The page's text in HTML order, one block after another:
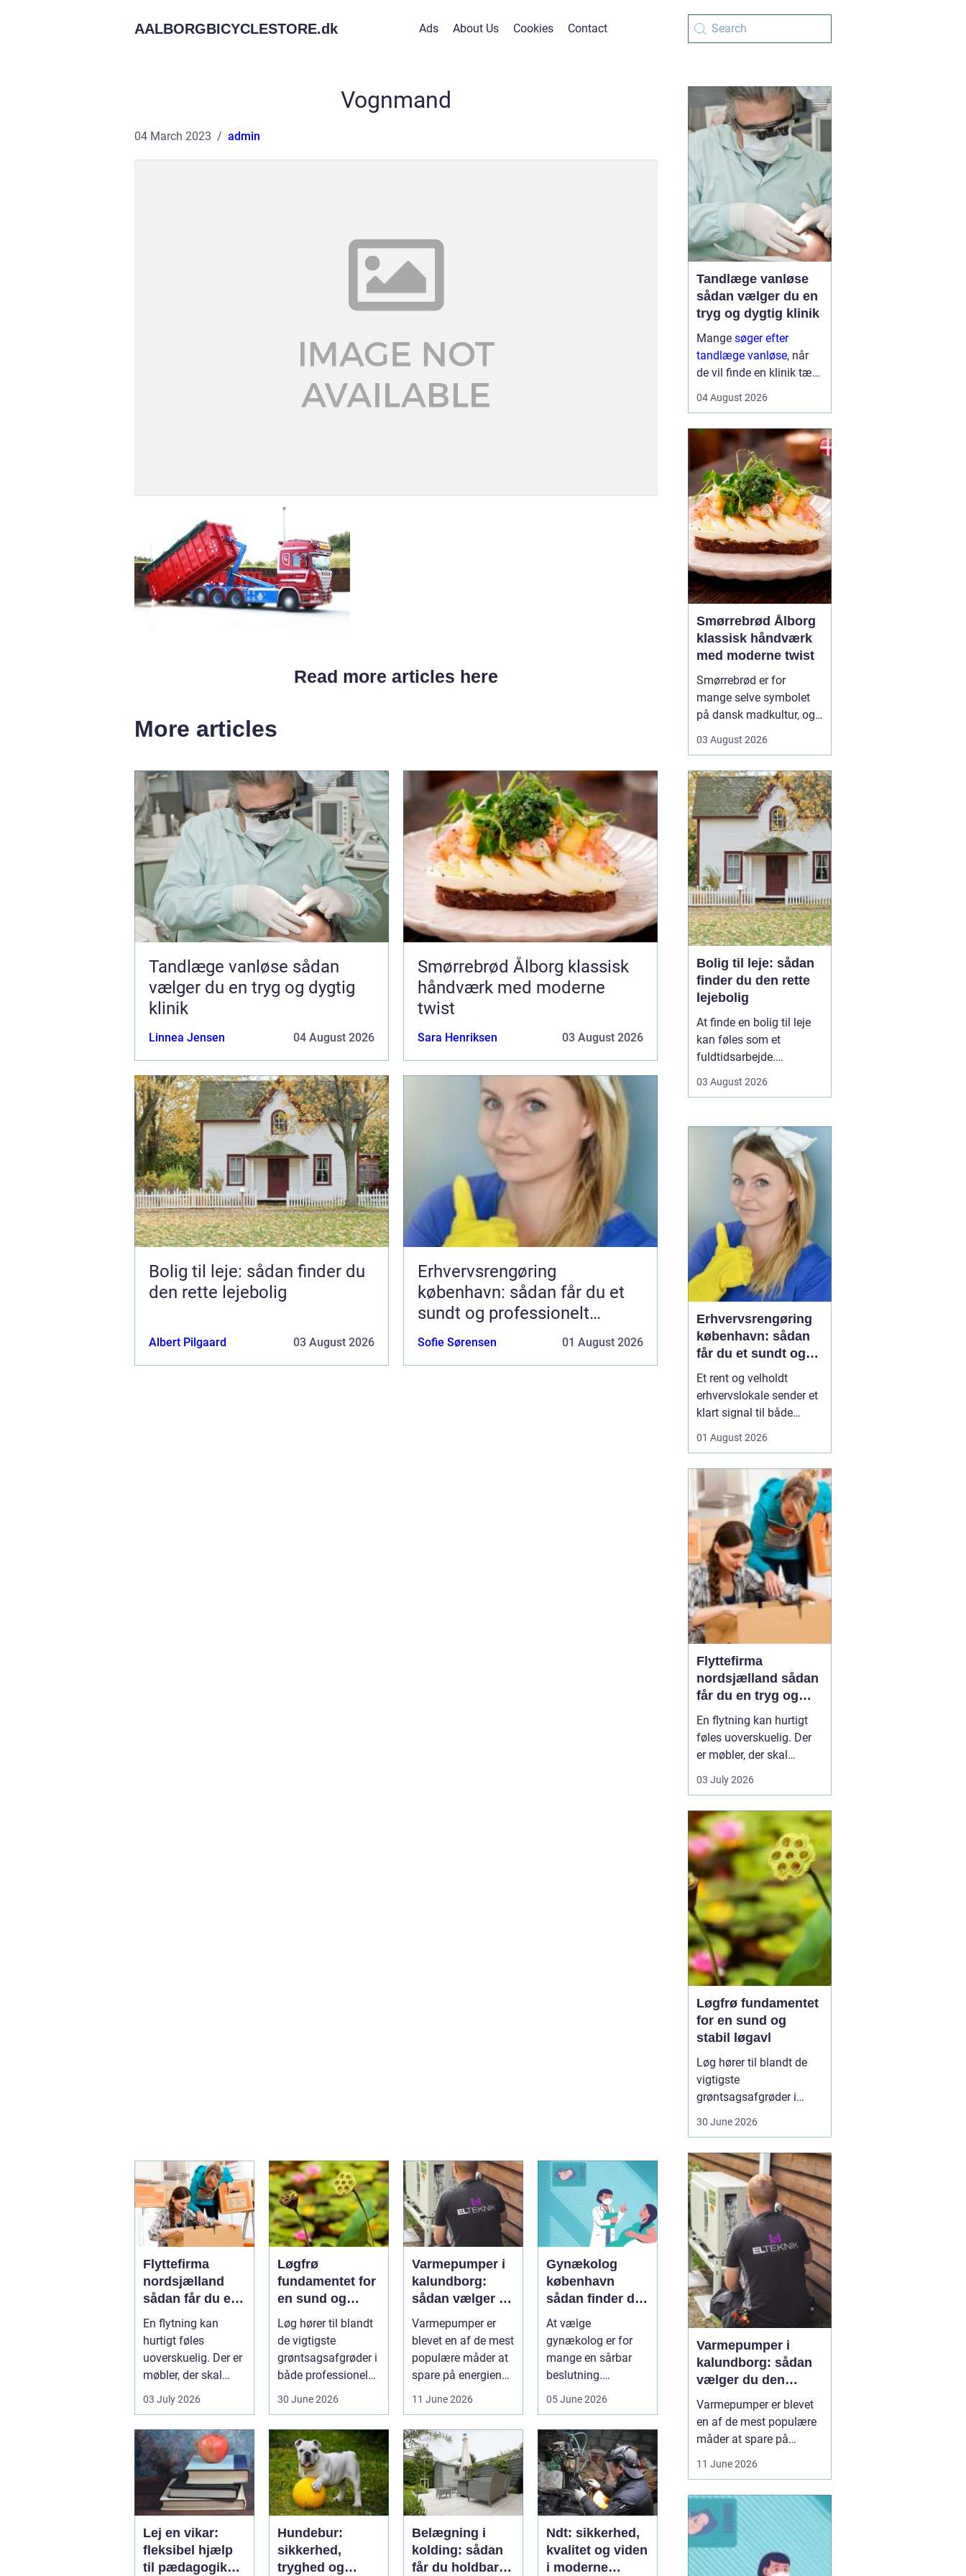
AALBORGBICYCLESTORE.dk Ads About Us Cookies Contact
Vognmand
04 March 2023 admin
Read more articles here
More articles
Tandlæge vanløse sådan
vælger du en tryg og dygtig
klinik
Linnea Jensen 04 August 2026
Smørrebrød Ålborg klassisk
håndværk med moderne
twist
Sara Henriksen 03 August 2026
Bolig til leje: sådan finder du
den rette lejebolig
Albert Pilgaard 03 August 2026
Erhvervsrengøring
københavn: sådan får du et
sundt og professionelt
arbejdsmiljø
Sofie Sørensen 01 August 2026
Flyttefirma
nordsjælland
sådan får du en
tryg og effektiv
flytning
En flytning kan
hurtigt føles
uoverskuelig. Der er
møbler, der skal
bæres, kasser der
skal pakkes, o...
03 July 2026
Løgfrø
fundamentet for
en sund og
stabil løgavl
Løg hører til blandt
de vigtigste
grøntsagsafgrøder i
både professionel
30 June 2026
Varmepumper i
kalundborg:
sådan vælger du
den rigtige
løsning
Varmepumper er
blevet en af de mest
populære måder at
spare på energien
11 June 2026
Gynækolog
københavn
sådan finder du
tryg og
professionel
hjælp
At vælge
gynækolog er for
mange en sårbar
beslutning.
foregår i intime...
05 June 2026
Lej en vikar:
fleksibel hjælp
til pædagogik
Hundebur:
sikkerhed,
tryghed og
Belægning i
kolding: sådan
får du holdbare
Ndt: sikkerhed,
kvalitet og viden
i moderne
Tandlæge vanløse
sådan vælger du en
tryg og dygtig klinik
Mange søger efter
tandlæge vanløse, når
de vil finde en klinik tæt
fagligt stærk og god til
flere handler valget ikke
kun om pris og
beliggenhed, men i h...
04 August 2026
Smørrebrød Ålborg
klassisk håndværk
med moderne twist
Smørrebrød er for
mange selve symbolet
på dansk madkultur, og i
i bedste velgående. Her
klassiske stykker med
sild, æg og rejer og nyere
udgaver med grøntsager,
specialiteter fra lokale
slagtere og kre...
03 August 2026
Bolig til leje: sådan
finder du den rette
lejebolig
At finde en bolig til leje
kan føles som et
fuldtidsarbejde.
priserne varierer, og det
gennemskue, hvad du
egentlig får for pengene.
Samtidig fylder
spørgsmål om
beliggenhed, ...
03 August 2026
Erhvervsrengøring
københavn: sådan
får du et sundt og
professionelt
arbejdsmiljø
Et rent og velholdt
erhvervslokale sender et
klart signal til både
Mange virksomheder i
først værdien af
professionel rengøring,
når støvniveauet stiger,
medarbejdere klager
over indeklimaet, eller
kunder kom...
01 August 2026
Flyttefirma
nordsjælland sådan
får du en tryg og
effektiv flytning
En flytning kan hurtigt
føles uoverskuelig. Der
er møbler, der skal
bæres, kasser der skal
pakkes, og ofte en stram
Mange i Nordsjælland
vælger derfor at bruge et
professionelt flyttefirma,
som kan tage sig af det
tunge arbej...
03 July 2026
Løgfrø fundamentet
for en sund og
stabil løgavl
Løg hører til blandt de
vigtigste
grøntsagsafgrøder i
ensartet løg ligger et
veludvikletLøgfrø, som
er tilpasset klima,
jordtype og
dyrkningssy...
30 June 2026
Varmepumper i
kalundborg: sådan
vælger du den
rigtige løsning
Varmepumper er blevet
en af de mest populære
måder at spare på
Kalundborg står over for
samme spørgsmål: Skal
vi skifte den gamle
varmekilde ud, og er en
11 June 2026